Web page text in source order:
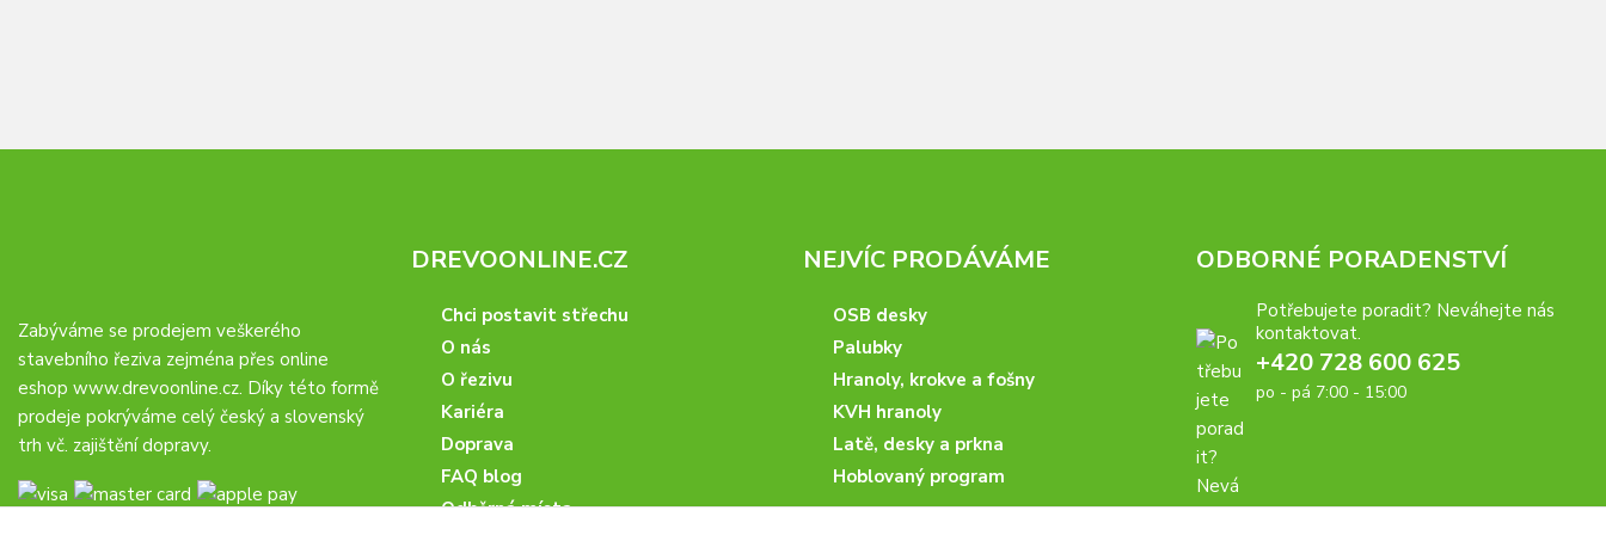
Zabýváme se prodejem veškerého
stavebního řeziva zejména přes online
eshop www.drevoonline.cz. Díky této formě
prodeje pokrýváme celý český a slovenský
trh vč. zajištění dopravy.
DREVOONLINE.CZ
Chci postavit střechu
O nás
O řezivu
Kariéra
Doprava
FAQ blog
Odběrná místa
NEJVÍC PRODÁVÁME
OSB desky
Palubky
Hranoly, krokve a fošny
KVH hranoly
Latě, desky a prkna
Hoblovaný program
ODBORNÉ PORADENSTVÍ
Potřebujete poradit? Neváhejte nás
kontaktovat.
+420 728 600 625
po - pá 7:00 - 15:00